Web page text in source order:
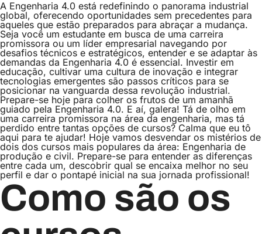
A Engenharia 4.0 está redefinindo o panorama industrial
global, oferecendo oportunidades sem precedentes para
aqueles que estão preparados para abraçar a mudança.
Seja você um estudante em busca de uma carreira
promissora ou um líder empresarial navegando por
desafios técnicos e estratégicos, entender e se adaptar às
demandas da Engenharia 4.0 é essencial. Investir em
educação, cultivar uma cultura de inovação e integrar
tecnologias emergentes são passos críticos para se
posicionar na vanguarda dessa revolução industrial.
Prepare-se hoje para colher os frutos de um amanhã
guiado pela Engenharia 4.0. E aí, galera! Tá de olho em
uma carreira promissora na área da engenharia, mas tá
perdido entre tantas opções de cursos? Calma que eu tô
aqui para te ajudar! Hoje vamos desvendar os mistérios de
dois dos cursos mais populares da área: Engenharia de
produção e civil. Prepare-se para entender as diferenças
entre cada um, descobrir qual se encaixa melhor no seu
perfil e dar o pontapé inicial na sua jornada profissional!
Como são os